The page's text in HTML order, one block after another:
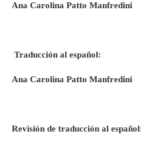
Ana Carolina Patto Manfredini
Traducción al español:
Ana Carolina Patto Manfredini
Revisión de traducción al